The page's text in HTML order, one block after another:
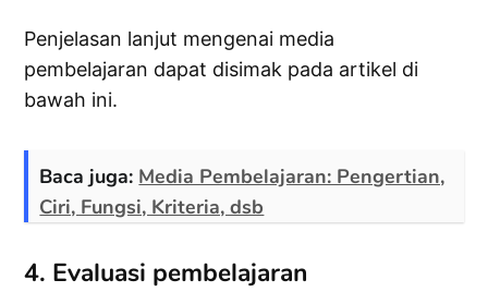
Penjelasan lanjut mengenai media
pembelajaran dapat disimak pada artikel di
bawah ini.
Baca juga: Media Pembelajaran: Pengertian,
Ciri, Fungsi, Kriteria, dsb
4. Evaluasi pembelajaran